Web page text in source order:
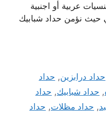
عربية أو اجنبية
حيث نؤمن حداد شبابيك
حداد درابزين, حداد
, حداد شبابيك, حداد
, حداد مظلات, حداد